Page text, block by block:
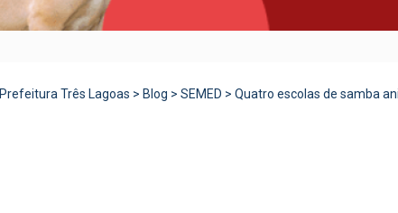
Prefeitura Três Lagoas > Blog > SEMED > Quatro escolas de samba